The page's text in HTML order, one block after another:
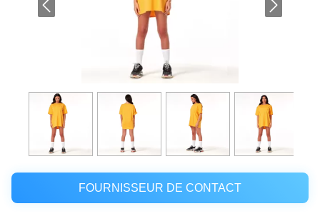
FOURNISSEUR DE CONTACT